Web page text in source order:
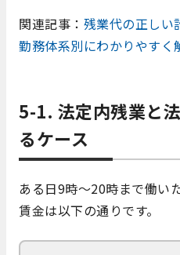
関連記事： 残業代の正しい
勤務体系別にわかりやすく
5-1. 法定内残業と
るケース
ある日9時～20時まで働い
賃金は以下の通りです。